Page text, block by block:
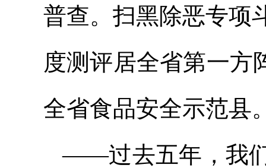
普查。扫黑除恶专项
度测评居全省第一方
全省食品安全示范县
——过去五年，我